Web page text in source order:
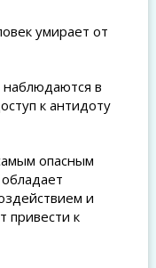
умирает от
наблюдаются в
к антидоту
опасным
и
привести к